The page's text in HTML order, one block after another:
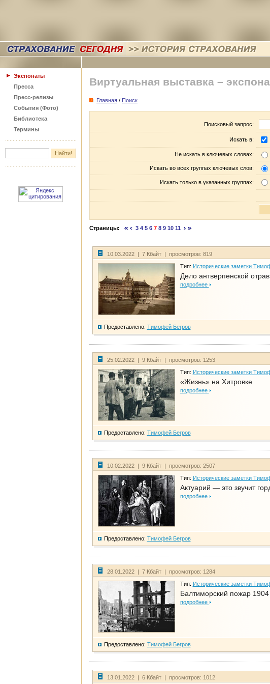
Экспонаты
Пресса
Пресс-релизы
События (Фото)
Библиотека
Термины
Виртуальная выставка –
Главная / Поиск
Поисковый запрос:
Искать в:
Не искать в ключевых словах:
Искать во всех группах ключевых слов:
Искать только в указанных группах:
Страницы: 3 4 5 6 7 8 9 10 11
10.03.2022 | 7 Кбайт | просмотров: 819
Тип: Исторические заметки
Дело антверпенской
подробнее
Предоставлено: Тимофей Бегров
25.02.2022 | 9 Кбайт | просмотров: 1253
Тип: Исторические заметки
«Жизнь» на Хитровке
подробнее
Предоставлено: Тимофей Бегров
10.02.2022 | 9 Кбайт | просмотров: 2507
Тип: Исторические заметки
Актуарий — это звучит
подробнее
Предоставлено: Тимофей Бегров
28.01.2022 | 7 Кбайт | просмотров: 1284
Тип: Исторические заметки
Балтиморский пожар 1904
подробнее
Предоставлено: Тимофей Бегров
13.01.2022 | 6 Кбайт | просмотров: 1012